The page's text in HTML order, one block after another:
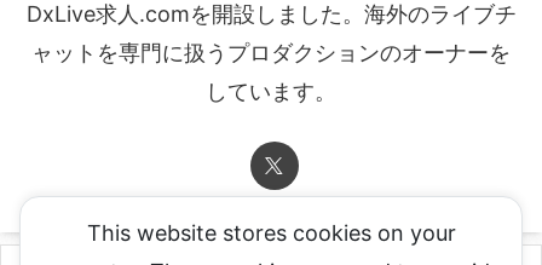
DxLive求人.comを開設しました。海外のライブチ
ャットを専門に扱うプロダクションのオーナーを
しています。
This website stores cookies on your